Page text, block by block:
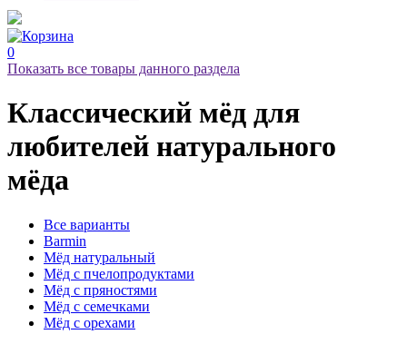
0
Показать все товары данного раздела
Классический мёд для
любителей натурального
мёда
Все варианты
Barmin
Мёд натуральный
Мёд с пчелопродуктами
Мёд с пряностями
Мёд с семечками
Мёд с орехами